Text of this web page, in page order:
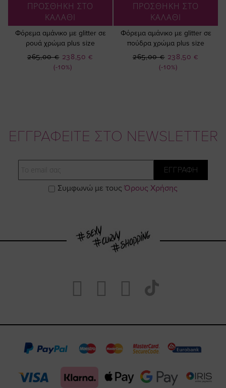
ΠΡΟΣΘΗΚΗ ΣΤΟ
ΚΑΛΑΘΙ
Φόρεμα αμάνικο με glitter σε
ρουά χρώμα plus size
(-10%)
Ειδική
Τιμή
238,50 €
265,00 €
ΠΡΟΣΘΗΚΗ ΣΤΟ
ΚΑΛΑΘΙ
Φόρεμα αμάνικο με glitter σε
πούδρα χρώμα plus size
(-10%)
Ειδική
Τιμή
238,50 €
265,00 €
ΕΓΓΡΑΦΕΙΤΕ ΣΤΟ NEWSLETTER
ΕΓΓΡΑΦΗ
Συμφωνώ με τους Όρους Χρήσης
Visit
https://
page
Visit
https://
page
Visit
https://
page
our
TikTok
page